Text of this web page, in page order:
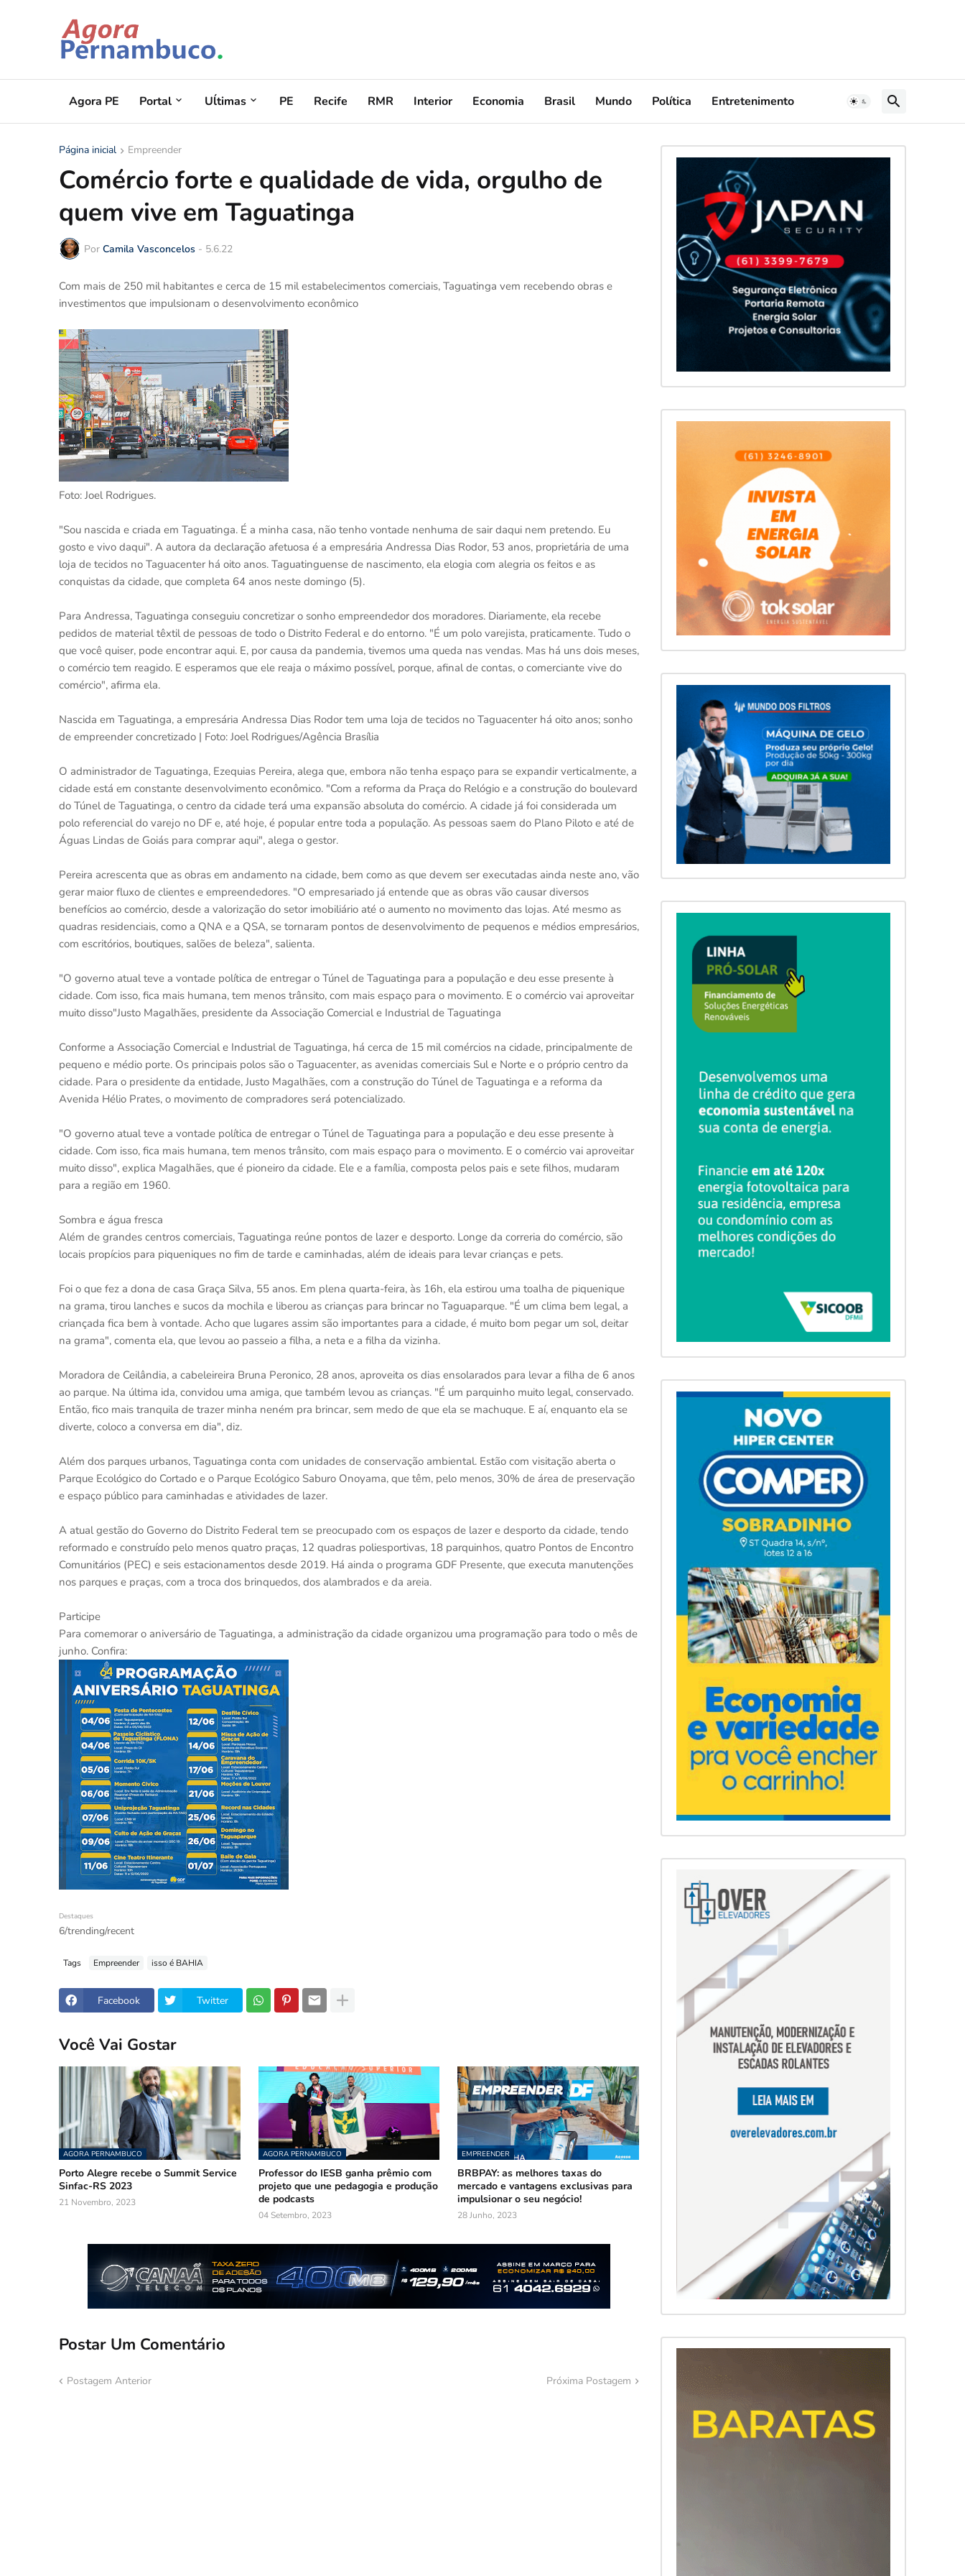
Agora PE Portal Uĺtimas PE Recife RMR Interior Economia Brasil Mundo Política Entretenimento
Página inicial Empreender
Comércio forte e qualidade de vida, orgulho de
quem vive em Taguatinga
Por Camila Vasconcelos - 5.6.22
Com mais de 250 mil habitantes e cerca de 15 mil estabelecimentos comerciais, Taguatinga vem recebendo obras e
investimentos que impulsionam o desenvolvimento econômico
Foto: Joel Rodrigues.
"Sou nascida e criada em Taguatinga. É a minha casa, não tenho vontade nenhuma de sair daqui nem pretendo. Eu
gosto e vivo daqui". A autora da declaração afetuosa é a empresária Andressa Dias Rodor, 53 anos, proprietária de uma
loja de tecidos no Taguacenter há oito anos. Taguatinguense de nascimento, ela elogia com alegria os feitos e as
conquistas da cidade, que completa 64 anos neste domingo (5).
Para Andressa, Taguatinga conseguiu concretizar o sonho empreendedor dos moradores. Diariamente, ela recebe
pedidos de material têxtil de pessoas de todo o Distrito Federal e do entorno. "É um polo varejista, praticamente. Tudo o
que você quiser, pode encontrar aqui. E, por causa da pandemia, tivemos uma queda nas vendas. Mas há uns dois meses,
o comércio tem reagido. E esperamos que ele reaja o máximo possível, porque, afinal de contas, o comerciante vive do
comércio", afirma ela.
Nascida em Taguatinga, a empresária Andressa Dias Rodor tem uma loja de tecidos no Taguacenter há oito anos; sonho
de empreender concretizado | Foto: Joel Rodrigues/Agência Brasília
O administrador de Taguatinga, Ezequias Pereira, alega que, embora não tenha espaço para se expandir verticalmente, a
cidade está em constante desenvolvimento econômico. "Com a reforma da Praça do Relógio e a construção do boulevard
do Túnel de Taguatinga, o centro da cidade terá uma expansão absoluta do comércio. A cidade já foi considerada um
polo referencial do varejo no DF e, até hoje, é popular entre toda a população. As pessoas saem do Plano Piloto e até de
Águas Lindas de Goiás para comprar aqui", alega o gestor.
Pereira acrescenta que as obras em andamento na cidade, bem como as que devem ser executadas ainda neste ano, vão
gerar maior fluxo de clientes e empreendedores. "O empresariado já entende que as obras vão causar diversos
benefícios ao comércio, desde a valorização do setor imobiliário até o aumento no movimento das lojas. Até mesmo as
quadras residenciais, como a QNA e a QSA, se tornaram pontos de desenvolvimento de pequenos e médios empresários,
com escritórios, boutiques, salões de beleza", salienta.
"O governo atual teve a vontade política de entregar o Túnel de Taguatinga para a população e deu esse presente à
cidade. Com isso, fica mais humana, tem menos trânsito, com mais espaço para o movimento. E o comércio vai aproveitar
muito disso"Justo Magalhães, presidente da Associação Comercial e Industrial de Taguatinga
Conforme a Associação Comercial e Industrial de Taguatinga, há cerca de 15 mil comércios na cidade, principalmente de
pequeno e médio porte. Os principais polos são o Taguacenter, as avenidas comerciais Sul e Norte e o próprio centro da
cidade. Para o presidente da entidade, Justo Magalhães, com a construção do Túnel de Taguatinga e a reforma da
Avenida Hélio Prates, o movimento de compradores será potencializado.
"O governo atual teve a vontade política de entregar o Túnel de Taguatinga para a população e deu esse presente à
cidade. Com isso, fica mais humana, tem menos trânsito, com mais espaço para o movimento. E o comércio vai aproveitar
muito disso", explica Magalhães, que é pioneiro da cidade. Ele e a família, composta pelos pais e sete filhos, mudaram
para a região em 1960.
Sombra e água fresca
Além de grandes centros comerciais, Taguatinga reúne pontos de lazer e desporto. Longe da correria do comércio, são
locais propícios para piqueniques no fim de tarde e caminhadas, além de ideais para levar crianças e pets.
Foi o que fez a dona de casa Graça Silva, 55 anos. Em plena quarta-feira, às 16h, ela estirou uma toalha de piquenique
na grama, tirou lanches e sucos da mochila e liberou as crianças para brincar no Taguaparque. "É um clima bem legal, a
criançada fica bem à vontade. Acho que lugares assim são importantes para a cidade, é muito bom pegar um sol, deitar
na grama", comenta ela, que levou ao passeio a filha, a neta e a filha da vizinha.
Moradora de Ceilândia, a cabeleireira Bruna Peronico, 28 anos, aproveita os dias ensolarados para levar a filha de 6 anos
ao parque. Na última ida, convidou uma amiga, que também levou as crianças. "É um parquinho muito legal, conservado.
Então, fico mais tranquila de trazer minha neném pra brincar, sem medo de que ela se machuque. E aí, enquanto ela se
diverte, coloco a conversa em dia", diz.
Além dos parques urbanos, Taguatinga conta com unidades de conservação ambiental. Estão com visitação aberta o
Parque Ecológico do Cortado e o Parque Ecológico Saburo Onoyama, que têm, pelo menos, 30% de área de preservação
e espaço público para caminhadas e atividades de lazer.
A atual gestão do Governo do Distrito Federal tem se preocupado com os espaços de lazer e desporto da cidade, tendo
reformado e construído pelo menos quatro praças, 12 quadras poliesportivas, 18 parquinhos, quatro Pontos de Encontro
Comunitários (PEC) e seis estacionamentos desde 2019. Há ainda o programa GDF Presente, que executa manutenções
nos parques e praças, com a troca dos brinquedos, dos alambrados e da areia.
Participe
Para comemorar o aniversário de Taguatinga, a administração da cidade organizou uma programação para todo o mês de
junho. Confira:
Destaques
6/trending/recent
Tags Empreender isso é BAHIA
Facebook Twitter
Você Vai Gostar
AGORA PERNAMBUCO
Porto Alegre recebe o Summit Service
Sinfac-RS 2023
21 Novembro, 2023
AGORA PERNAMBUCO
Professor do IESB ganha prêmio com
projeto que une pedagogia e produção
de podcasts
04 Setembro, 2023
EMPREENDER
BRBPAY: as melhores taxas do
mercado e vantagens exclusivas para
impulsionar o seu negócio!
28 Junho, 2023
Postar Um Comentário
Postagem Anterior Próxima Postagem